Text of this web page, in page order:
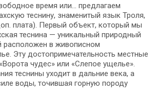
время или... предлагаем
теснину, знаменитый язык Троля,
плата). Первый объект, который мы
теснина — уникальный природный
расположен в живописном
Эту достопримечательность местные
чудес» или «Слепое ущелье».
теснины уходит в дальние века, а
воды, точившая горную породу